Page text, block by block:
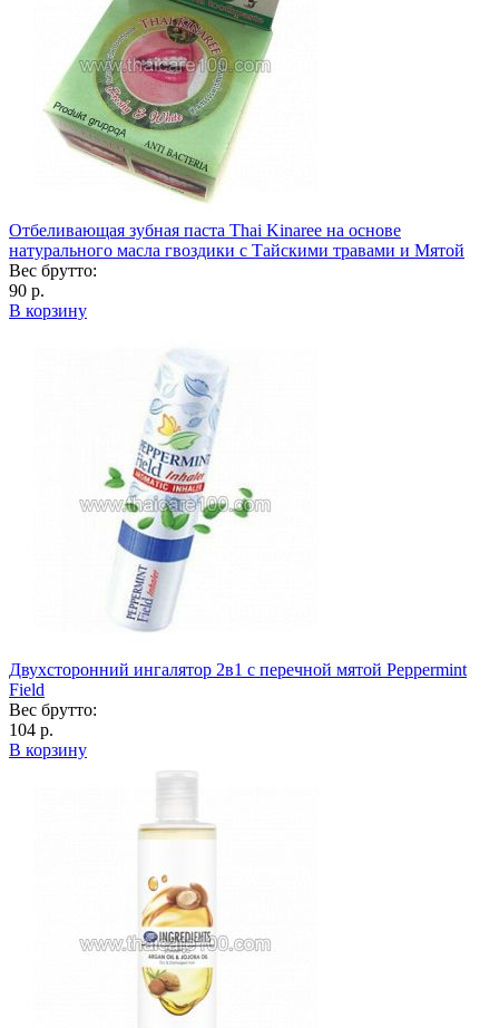
Отбеливающая зубная паста Thai Kinaree на основе
натурального масла гвоздики с Тайскими травами и Мятой
Вес брутто:
90 р.
В корзину
Двухсторонний ингалятор 2в1 с перечной мятой Peppermint
Field
Вес брутто:
104 р.
В корзину